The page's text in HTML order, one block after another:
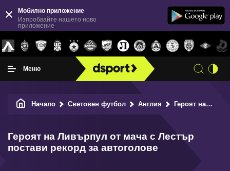
Мобилно приложение
Изпробвайте нашето ново
приложение
Меню
Начало Световен футбол Англия Героят на Ливърпул от мача с Лестър постави рекорд за автоголове
Героят на Ливърпул от мача с Лестър
постави рекорд за автоголове